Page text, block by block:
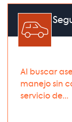
Al buscar
manejo sin
servicio de...